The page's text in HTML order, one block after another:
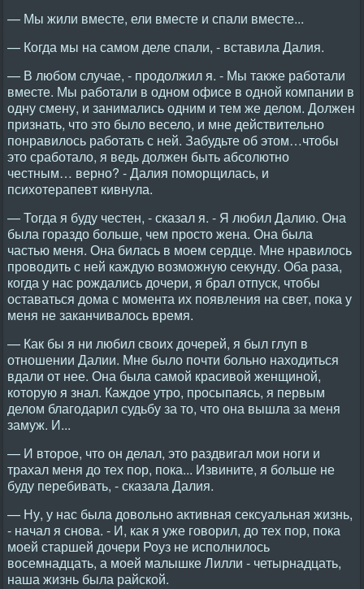
— Мы жили вместе, ели вместе и спали вместе...
— Когда мы на самом деле спали, - вставила Далия.
— В любом случае, - продолжил я. - Мы также работали
вместе. Мы работали в одном офисе в одной компании в
одну смену, и занимались одним и тем же делом. Должен
признать, что это было весело, и мне действительно
понравилось работать с ней. Забудьте об этом…чтобы
это сработало, я ведь должен быть абсолютно
честным… верно? - Далия поморщилась, и
психотерапевт кивнула.
— Тогда я буду честен, - сказал я. - Я любил Далию. Она
была гораздо больше, чем просто жена. Она была
частью меня. Она билась в моем сердце. Мне нравилось
проводить с ней каждую возможную секунду. Оба раза,
когда у нас рождались дочери, я брал отпуск, чтобы
оставаться дома с момента их появления на свет, пока у
меня не заканчивалось время.
— Как бы я ни любил своих дочерей, я был глуп в
отношении Далии. Мне было почти больно находиться
вдали от нее. Она была самой красивой женщиной,
которую я знал. Каждое утро, просыпаясь, я первым
делом благодарил судьбу за то, что она вышла за меня
замуж. И...
— И второе, что он делал, это раздвигал мои ноги и
трахал меня до тех пор, пока... Извините, я больше не
буду перебивать, - сказала Далия.
— Ну, у нас была довольно активная сексуальная жизнь,
- начал я снова. - И, как я уже говорил, до тех пор, пока
моей старшей дочери Роуз не исполнилось
восемнадцать, а моей малышке Лилли - четырнадцать,
наша жизнь была райской.